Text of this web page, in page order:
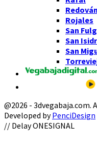
Redován
Rojales
San
San
San
@2026 - 3dvegabaja.com.
Developed byPenciDesign
Facebook
Twitter
Instagram
Youtube
Email
// Delay ONESIGNAL